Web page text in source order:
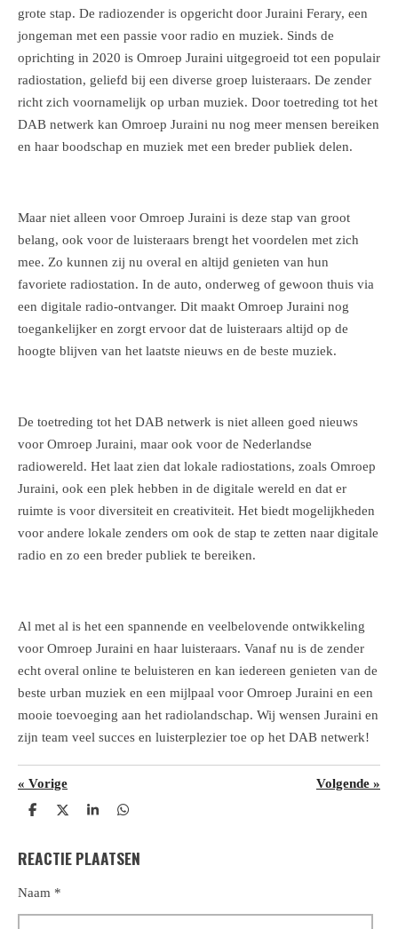
grote stap. De radiozender is opgericht door Juraini Ferary, een
jongeman met een passie voor radio en muziek. Sinds de
oprichting in 2020 is Omroep Juraini uitgegroeid tot een populair
radiostation, geliefd bij een diverse groep luisteraars. De zender
richt zich voornamelijk op urban muziek. Door toetreding tot het
DAB netwerk kan Omroep Juraini nu nog meer mensen bereiken
en haar boodschap en muziek met een breder publiek delen.
Maar niet alleen voor Omroep Juraini is deze stap van groot
belang, ook voor de luisteraars brengt het voordelen met zich
mee. Zo kunnen zij nu overal en altijd genieten van hun
favoriete radiostation. In de auto, onderweg of gewoon thuis via
een digitale radio-ontvanger. Dit maakt Omroep Juraini nog
toegankelijker en zorgt ervoor dat de luisteraars altijd op de
hoogte blijven van het laatste nieuws en de beste muziek.
De toetreding tot het DAB netwerk is niet alleen goed nieuws
voor Omroep Juraini, maar ook voor de Nederlandse
radiowereld. Het laat zien dat lokale radiostations, zoals Omroep
Juraini, ook een plek hebben in de digitale wereld en dat er
ruimte is voor diversiteit en creativiteit. Het biedt mogelijkheden
voor andere lokale zenders om ook de stap te zetten naar digitale
radio en zo een breder publiek te bereiken.
Al met al is het een spannende en veelbelovende ontwikkeling
voor Omroep Juraini en haar luisteraars. Vanaf nu is de zender
echt overal online te beluisteren en kan iedereen genieten van de
beste urban muziek en een mijlpaal voor Omroep Juraini en een
mooie toevoeging aan het radiolandschap. Wij wensen Juraini en
zijn team veel succes en luisterplezier toe op het DAB netwerk!
« Vorige Volgende »
D
e
n
D
l
S
r
e
D
e
n
REACTIE PLAATSEN
Naam *